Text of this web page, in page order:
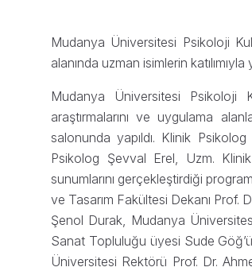
Mudanya Üniversitesi Psikoloji
alanında uzman isimlerin katılımıyla
Mudanya Üniversitesi Psikoloji
araştırmalarını ve uygulama
salonunda yapıldı. Klinik
Psikolog Şevval Erel, Uzm.
sunumlarını gerçekleştirdiği
ve Tasarım Fakültesi Dekanı Prof.
Şenol Durak, Mudanya
Sanat Topluluğu üyesi Sude
Üniversitesi Rektörü Prof. Dr.